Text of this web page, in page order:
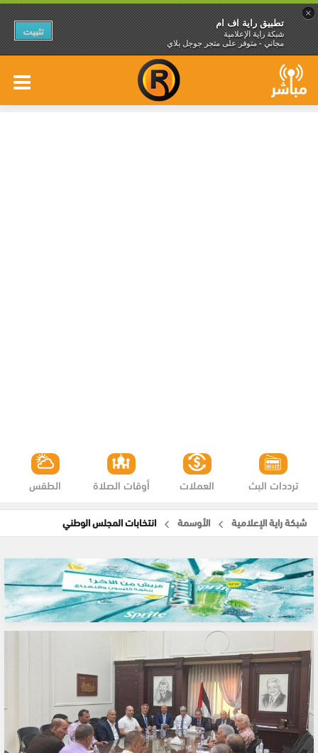
×
تطبيق راية اف ام
شبكة راية الإعلامية
مجاني - متوفر على متجر جوجل بلاي
تثبيت
الطقس أوقات الصلاة العملات ترددات البث
شبكة راية الإعلامية الأوسمة انتخابات المجلس الوطني